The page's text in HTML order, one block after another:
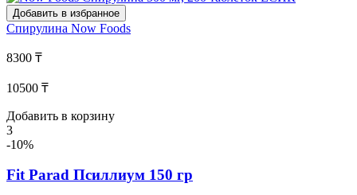
Добавить в избранное
Спирулина Now Foods
8300 ₸
10500 ₸
Добавить в корзину
3
-10%
Fit Parad Псиллиум 150 гр